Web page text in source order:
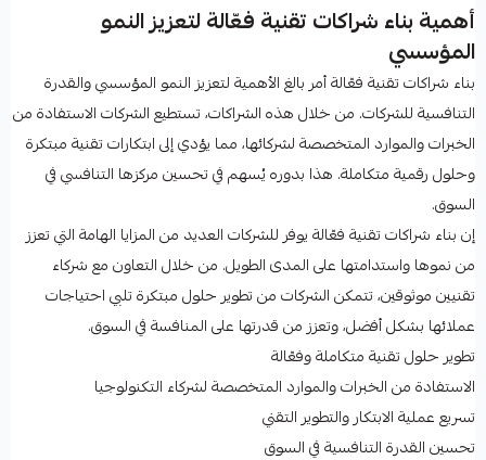
أهمية بناء شراكات تقنية فعّالة لتعزيز النمو
المؤسسي
بناء شراكات تقنية فعّالة أمر بالغ الأهمية لتعزيز النمو المؤسسي والقدرة
التنافسية للشركات. من خلال هذه الشراكات، تستطيع الشركات الاستفادة من
الخبرات والموارد المتخصصة لشركائها، مما يؤدي إلى ابتكارات تقنية مبتكرة
وحلول رقمية متكاملة. هذا بدوره يُسهم في تحسين مركزها التنافسي في
السوق.
إن بناء شراكات تقنية فعّالة يوفر للشركات العديد من المزايا الهامة التي تعزز
من نموها واستدامتها على المدى الطويل. من خلال التعاون مع شركاء
تقنيين موثوقين، تتمكن الشركات من تطوير حلول مبتكرة تلبي احتياجات
عملائها بشكل أفضل، وتعزز من قدرتها على المنافسة في السوق.
تطوير حلول تقنية متكاملة وفعّالة
الاستفادة من الخبرات والموارد المتخصصة لشركاء التكنولوجيا
تسريع عملية الابتكار والتطوير التقني
تحسين القدرة التنافسية في السوق